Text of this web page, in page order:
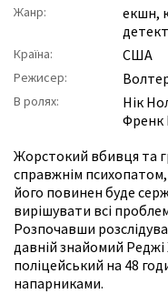
Жанр: екшн,
Країна: США
Режисер:
В ролях: Нік
Френк
Жорстокий вбивця та
справжнім психопатом,
його повинен буде
вирішувати всі
Розпочавши
давній знайомий
поліцейський на 48
напарниками.